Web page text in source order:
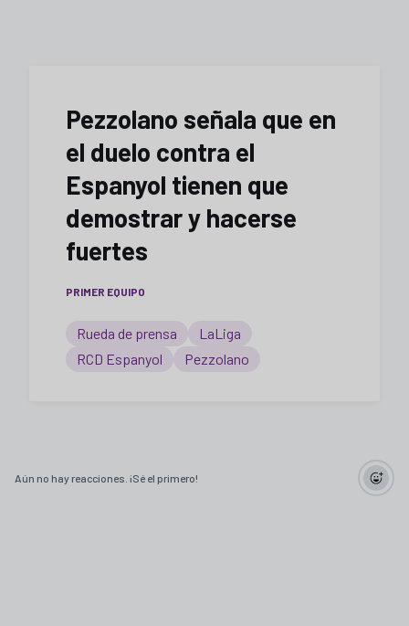
Pezzolano señala que en
el duelo contra el
Espanyol tienen que
demostrar y hacerse
fuertes
PRIMER EQUIPO
Rueda de prensa
LaLiga
RCD Espanyol
Pezzolano
Aún no hay reacciones. ¡Sé el primero!